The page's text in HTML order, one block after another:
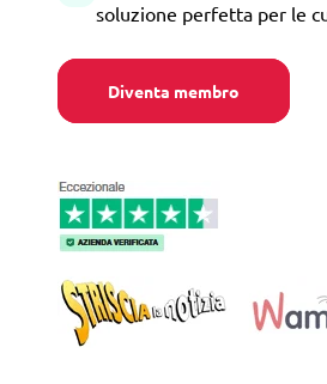
soluzione perfetta per le
Diventa membro